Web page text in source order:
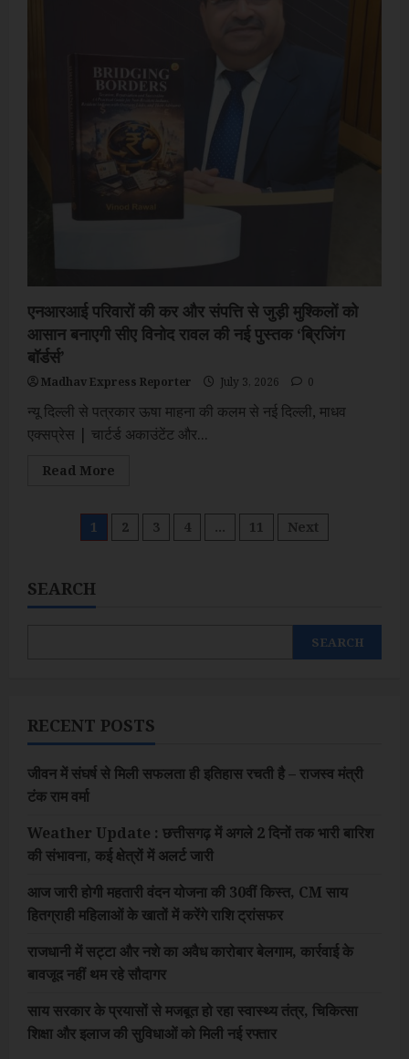
एनआरआई परिवारों की कर और संपत्ति से जुड़ी मुश्किलों को
आसान बनाएगी सीए विनोद रावल की नई पुस्तक ‘ब्रिजिंग
बॉर्डर्स’
Madhav Express Reporter July 3, 2026 0
न्यू दिल्ली से पत्रकार ऊषा माहना की कलम से नई दिल्ली, माधव
एक्सप्रेस | चार्टर्ड अकाउंटेंट और...
Read More
परिवारों
की
कर
पुस्तक
‘ब्रिजिंग
बॉर्डर्स’
Posts
1 2 3 4 … 11 Next
SEARCH
SEARCH
RECENT POSTS
जीवन में संघर्ष से मिली सफलता ही इतिहास रचती है – राजस्व मंत्री
टंक राम वर्मा
Weather Update : छत्तीसगढ़ में अगले 2 दिनों तक भारी बारिश
की संभावना, कई क्षेत्रों में अलर्ट जारी
आज जारी होगी महतारी वंदन योजना की 30वीं किस्त, CM साय
हितग्राही महिलाओं के खातों में करेंगे राशि ट्रांसफर
राजधानी में सट्टा और नशे का अवैध कारोबार बेलगाम, कार्रवाई के
बावजूद नहीं थम रहे सौदागर
साय सरकार के प्रयासों से मजबूत हो रहा स्वास्थ्य तंत्र, चिकित्सा
शिक्षा और इलाज की सुविधाओं को मिली नई रफ्तार